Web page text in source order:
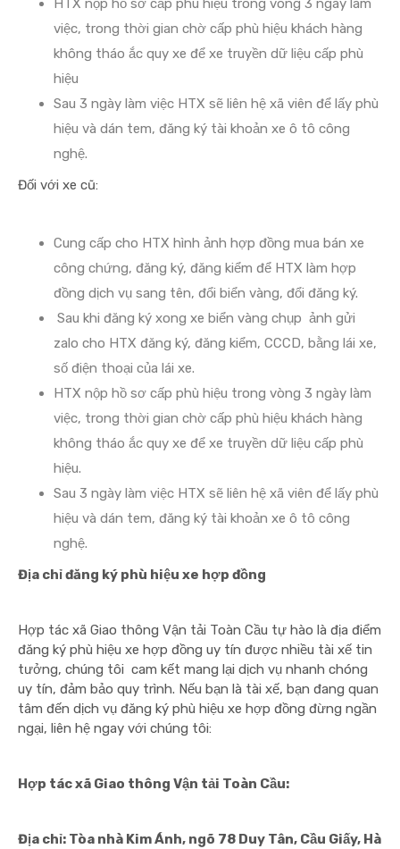
HTX nộp hồ sơ cấp phù hiệu trong vòng 3 ngày làm
việc, trong thời gian chờ cấp phù hiệu khách hàng
không tháo ắc quy xe để xe truyền dữ liệu cấp phù
hiệu
Sau 3 ngày làm việc HTX sẽ liên hệ xã viên để lấy phù
hiệu và dán tem, đăng ký tài khoản xe ô tô công
nghệ.
Đối với xe cũ:
Cung cấp cho HTX hình ảnh hợp đồng mua bán xe
công chứng, đăng ký, đăng kiểm để HTX làm hợp
đồng dịch vụ sang tên, đổi biển vàng, đổi đăng ký.
Sau khi đăng ký xong xe biển vàng chụp ảnh gửi
zalo cho HTX đăng ký, đăng kiểm, CCCD, bằng lái xe,
số điện thoại của lái xe.
HTX nộp hồ sơ cấp phù hiệu trong vòng 3 ngày làm
việc, trong thời gian chờ cấp phù hiệu khách hàng
không tháo ắc quy xe để xe truyền dữ liệu cấp phù
hiệu.
Sau 3 ngày làm việc HTX sẽ liên hệ xã viên để lấy phù
hiệu và dán tem, đăng ký tài khoản xe ô tô công
nghệ.
Địa chỉ đăng ký phù hiệu xe hợp đồng
Hợp tác xã Giao thông Vận tải Toàn Cầu tự hào là địa điểm
đăng ký phù hiệu xe hợp đồng uy tín được nhiều tài xế tin
tưởng, chúng tôi cam kết mang lại dịch vụ nhanh chóng
uy tín, đảm bảo quy trình. Nếu bạn là tài xế, bạn đang quan
tâm đến dịch vụ đăng ký phù hiệu xe hợp đồng đừng ngần
ngại, liên hệ ngay với chúng tôi:
Hợp tác xã Giao thông Vận tải Toàn Cầu:
Địa chỉ: Tòa nhà Kim Ánh, ngõ 78 Duy Tân, Cầu Giấy, Hà